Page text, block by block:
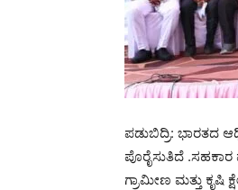
ಪಡುಬಿದ್ರಿ: ಭಾರತದ
ಪೊರೃೆಸುತಿದೆ
ಗ್ರಾಮೀಣ ಮತ್ತು ಕೃಷಿ